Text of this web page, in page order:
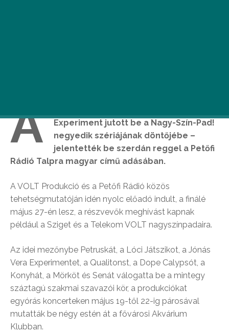
A
Experiment jutott be a Nagy-Szín-Pad!
negyedik szériájának döntőjébe –
jelentették be szerdán reggel a Petőfi
Rádió Talpra magyar című adásában.
A VOLT Produkció és a Petőfi Rádió közös
tehetségmutatóján idén nyolc előadó indult, a finálé
május 27-én lesz, a részvevők meghívást kapnak
például a Sziget és a Telekom VOLT nagyszínpadaira.
Az idei mezőnybe Petruskát, a Lóci Játszikot, a Jónás
Vera Experimentet, a Qualitonst, a Dope Calypsót, a
Konyhát, a Mörköt és Senát válogatta be a mintegy
száztagú szakmai szavazói kör, a produkciókat
egyórás koncerteken május 19-től 22-ig párosával
mutatták be négy estén át a fővárosi Akvárium
Klubban.